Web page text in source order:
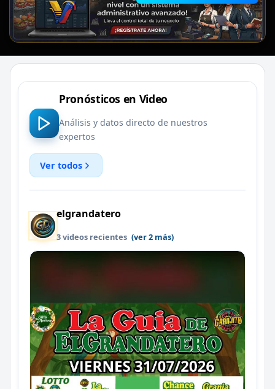
Pronósticos en Video
Análisis y datos directo de nuestros
expertos
Ver todos
elgrandatero
3 videos recientes (ver 2 más)